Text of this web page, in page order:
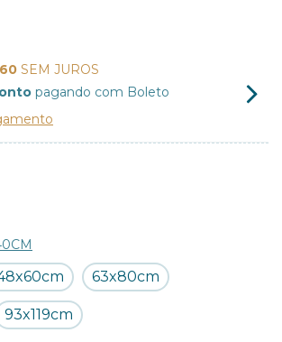
SEM JUROS
pagando com Boleto
63x80cm
93x119cm